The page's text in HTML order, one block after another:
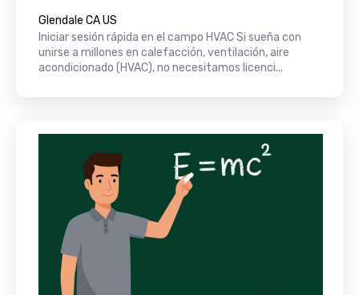
Glendale CA US
Iniciar sesión rápida en el campo HVAC Si sueña con
unirse a millones en calefacción, ventilación, aire
acondicionado (HVAC), no necesitamos licenci...